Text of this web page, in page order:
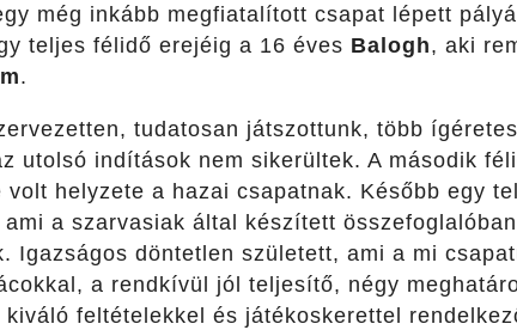
még inkább megfiatalított csapat lépett
teljes félidő erejéig a 16 éves Balogh, aki
.
tudatosan játszottunk, több
utolsó indítások nem sikerültek. A második
volt helyzete a hazai csapatnak. Később egy
a szarvasiak által készített
Igazságos döntetlen született, ami a mi
a rendkívül jól teljesítő, négy
feltételekkel és játékoskerettel